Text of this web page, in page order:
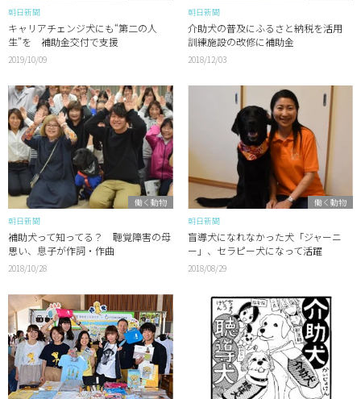
朝日新聞
キャリアチェンジ犬にも“第二の人
生”を 補助金交付で支援
2019/10/09
朝日新聞
介助犬の普及にふるさと納税を活用
訓練施設の改修に補助金
2018/12/03
働く動物
朝日新聞
補助犬って知ってる？ 聴覚障害の母
思い、息子が作詞・作曲
2018/10/28
働く動物
朝日新聞
盲導犬になれなかった犬「ジャーニ
ー」、セラピー犬になって活躍
2018/08/29